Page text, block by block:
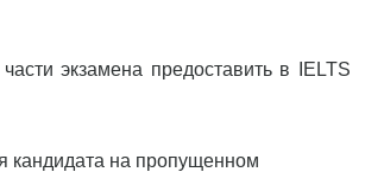
экзамена предоставить в IELTS
кандидата на пропущенном